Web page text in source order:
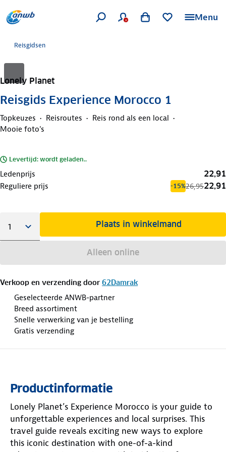
Menu
Reisgidsen
Lonely Planet
Reisgids Experience Morocco 1
Topkeuzes Reisroutes
Reis rond als een local
Mooie foto's
Levertijd: wordt geladen..
Ledenprijs 22,91
Reguliere prijs -15%26,9522,91
Plaats in winkelmand
Alleen online
Verkoop en verzending door 62Damrak
Geselecteerde ANWB-partner
Breed assortiment
Snelle verwerking van je bestelling
Gratis verzending
Productinformatie
Lonely Planet’s Experience Morocco is your guide to
unforgettable experiences and local surprises. This
travel guide reveals exciting new ways to explore
this iconic destination with one-of-a-kind